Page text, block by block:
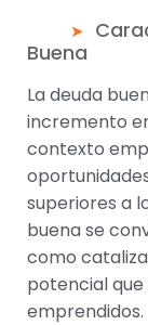
Buena
La deuda
incremento
contexto
superiores a
buena se
como
potencial
emprendidos.